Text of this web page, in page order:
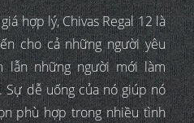
hợp lý, Chivas Regal 12 là
cho cả những người yêu
lẫn những người mới làm
Sự dễ uống của nó giúp nó
phù hợp trong nhiều tình